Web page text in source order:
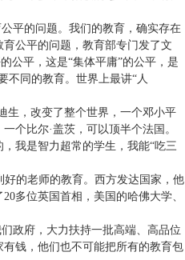
平的问题。我们的教育，确实存在
公平的问题，教育部专门发了文
公平，这是“集体平庸”的公平，是
不同的教育。世界上最讲“人
生，改变了整个世界，一个邓小平
个比尔·盖茨，可以顶半个法国。
我是智力超常的学生，我能“吃三
的老师的教育。西方发达国家，他
20多位英国首相，美国的哈佛大学、
政府，大力扶持一批高端、高品位
钱，他们也不可能把所有的教育包